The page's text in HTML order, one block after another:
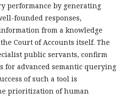
performance by generating
founded responses,
from a knowledge
Court of Accounts itself. The
public servants, confirm
for advanced semantic querying
of such a tool is
prioritization of human